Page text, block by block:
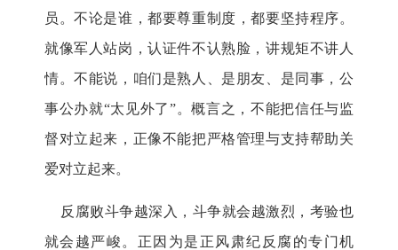
员。不论是谁，都要尊重制度，都要坚持程序。
就像军人站岗，认证件不认熟脸，讲规矩不讲人
情。不能说，咱们是熟人、是朋友、是同事，公
事公办就“太见外了”。概言之，不能把信任与监
督对立起来，正像不能把严格管理与支持帮助关
爱对立起来。
反腐败斗争越深入，斗争就会越激烈，考验也
就会越严峻。正因为是正风肃纪反腐的专门机